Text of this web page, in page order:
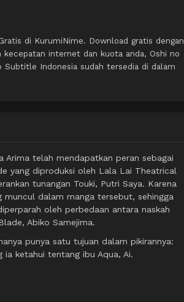
di KurumiNime. Download gratis dengan
internet dan kuota anda, Oshi no
Subtitle Indonesia sudah tersedia di dalam
Arima telah mendapatkan peran sebagai
yang diproduksi oleh Lala Lai Theatrical
tunangan Touki, Putri Saya. Karena
muncul dalam manga tersebut, sehingga
oleh perbedaan antara naskah
Abiko Samejima.
punya satu tujuan dalam pikirannya:
ketahui tentang ibu Aqua, Ai.